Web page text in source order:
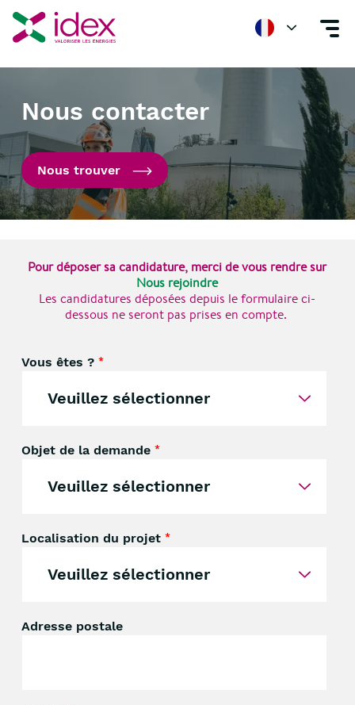
Nous contacter
Nous trouver
Pour déposer sa candidature, merci de vous rendre sur
Nous rejoindre
Les candidatures déposées depuis le formulaire ci-
dessous ne seront pas prises en compte.
Vous êtes ? *
Objet de la demande *
Localisation du projet *
Adresse postale